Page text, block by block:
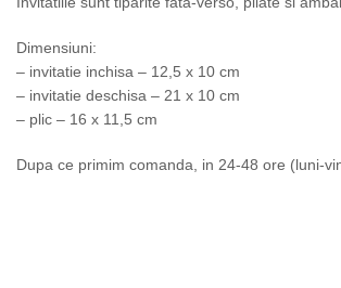
Dimensiuni:
– invitatie inchisa – 12,5 x 10 cm
– invitatie deschisa – 21 x 10 cm
– plic – 16 x 11,5 cm
Dupa ce primim comanda, in 24-48 ore (luni-